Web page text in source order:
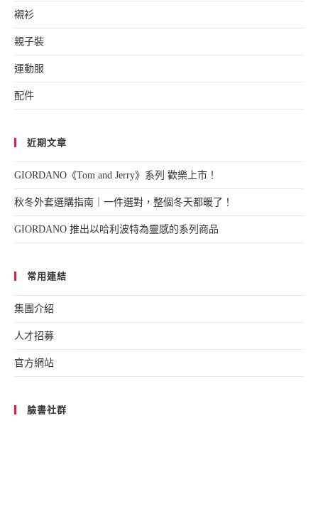
襯衫
親子裝
運動服
配件
近期文章
GIORDANO《Tom and Jerry》系列 歡樂上市！
秋冬外套選購指南｜一件選對，整個冬天都暖了！
GIORDANO 推出以哈利波特為靈感的系列商品
常用連結
集團介紹
人才招募
官方網站
臉書社群